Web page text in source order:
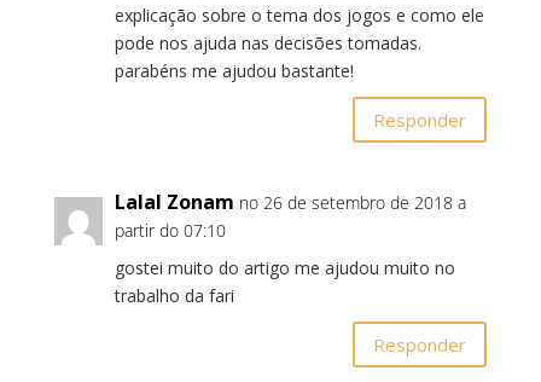
explicação sobre o tema dos jogos e como ele
pode nos ajuda nas decisões tomadas.
parabéns me ajudou bastante!
Responder
Lalal Zonam no 26 de setembro de 2018 a
partir do 07:10
gostei muito do artigo me ajudou muito no
trabalho da fari
Responder